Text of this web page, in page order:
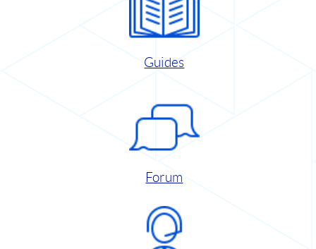
Guides
Forum